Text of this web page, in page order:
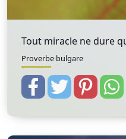
Tout miracle ne dure
Proverbe bulgare